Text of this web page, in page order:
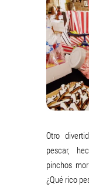
Otro
pescar,
pinchos
¿Qué rico